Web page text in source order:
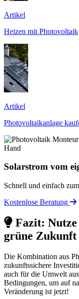
Artikel
Heizen mit Photovoltaik
Artikel
Photovoltaikanlage
Solarstrom vom
Schnell und einfach
Kostenlose Beratung
Fazit: Nutze
grüne Zukunft
Die Kombination aus
zukunftssichere
auch für die Umwelt
Bedingungen, um auf
Veränderung ist jetzt!